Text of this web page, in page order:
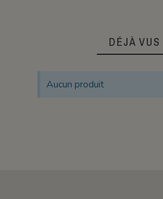
DÉJÀ VUS
Aucun produit